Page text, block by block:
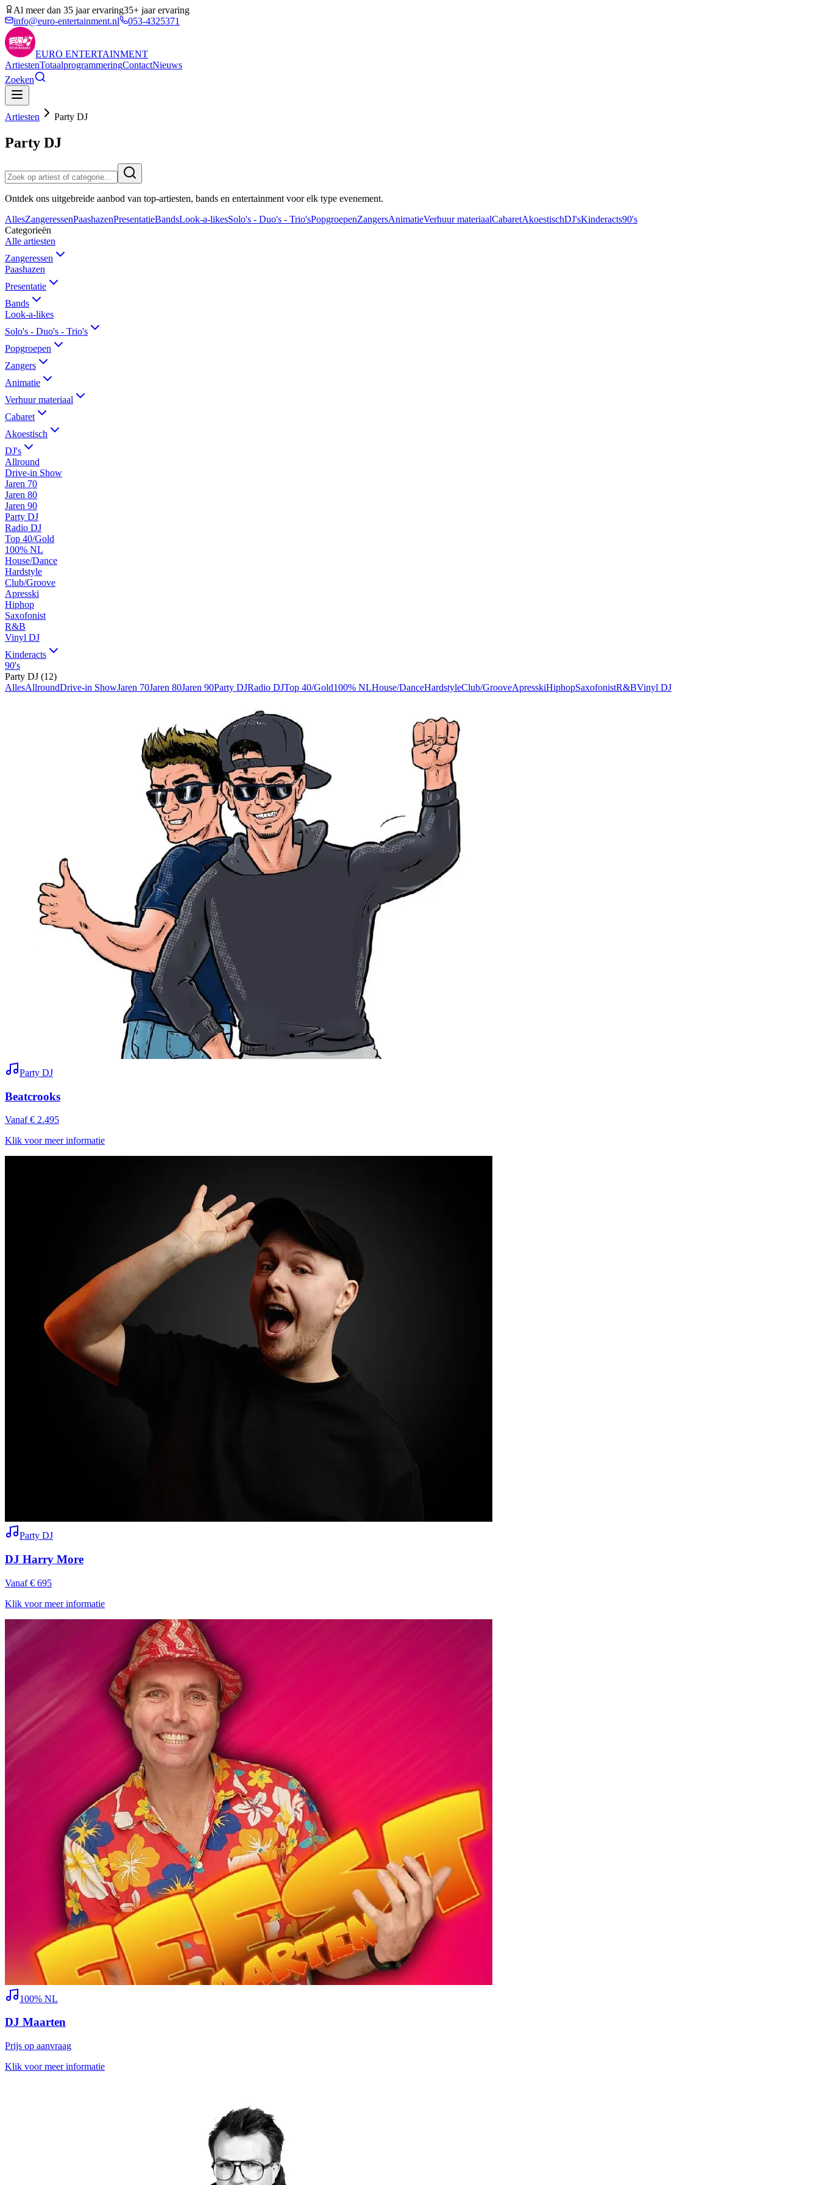
Al meer dan 35 jaar ervaring35+ jaar ervaring
info@euro-entertainment.nl
053-4325371
EURO ENTERTAINMENT
ArtiestenTotaalprogrammeringContactNieuws
Zoeken
Artiesten Party DJ
Party DJ
Ontdek ons uitgebreide aanbod van top-artiesten, bands en entertainment voor elk type evenement.
AllesZangeressenPaashazenPresentatieBandsLook-a-likesSolo's - Duo's - Trio'sPopgroepenZangersAnimatieVerhuur materiaalCabaretAkoestischDJ'sKinderacts90's
Categorieën
Alle artiesten
Zangeressen
Paashazen
Presentatie
Bands
Look-a-likes
Solo's - Duo's - Trio's
Popgroepen
Zangers
Animatie
Verhuur materiaal
Cabaret
Akoestisch
DJ's
Allround
Drive-in Show
Jaren 70
Jaren 80
Jaren 90
Party DJ
Radio DJ
Top 40/Gold
100% NL
House/Dance
Hardstyle
Club/Groove
Apresski
Hiphop
Saxofonist
R&B
Vinyl DJ
Kinderacts
90's
Party DJ (12)
AllesAllroundDrive-in ShowJaren 70Jaren 80Jaren 90Party DJRadio DJTop 40/Gold100% NLHouse/DanceHardstyleClub/GrooveApresskiHiphopSaxofonistR&BVinyl DJ
Party DJ
Beatcrooks
Vanaf € 2.495
Klik voor meer informatie
Party DJ
DJ Harry More
Vanaf € 695
Klik voor meer informatie
100% NL
DJ Maarten
Prijs op aanvraag
Klik voor meer informatie